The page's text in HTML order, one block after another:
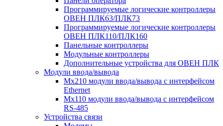
Программируемые логические контроллеры
ОВЕН ПЛК63/ПЛК73
Программируемые логические контроллеры
ОВЕН ПЛК110/ПЛК160
Панельные контроллеры
Модульные контроллеры
Дополнительные устройства для ОВЕН ПЛК
Модули ввода/вывода
Мх210 модули ввода/вывода с интерфейсом
Ethernet
Мх110 модули ввода/вывода с интерфейсом
RS-485
Устройства связи